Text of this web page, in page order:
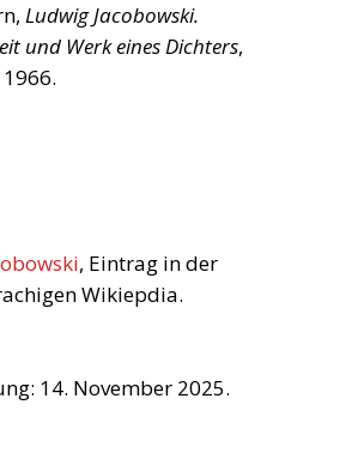
Ludwig Jacobowski.
und Werk eines Dichters,
, Eintrag in der
Wikiepdia.
14. November 2025.